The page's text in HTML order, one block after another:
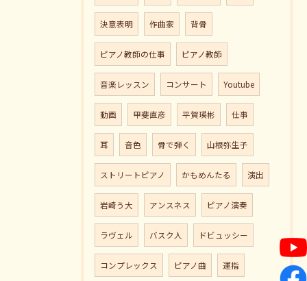
決意表明 作曲家 背骨
ピアノ教師の仕事 ピアノ教師
音楽レッスン コンサート Youtube
動画 甲斐直彦 平賀瑛彬 仕事
耳 音色 骨で弾く 山根弥生子
ストリートピアノ かもめんたる 演出
岩崎う大 アンスネス ピアノ演奏
ラヴェル バスク人 ドビュッシー
コンプレックス ピアノ曲 運指